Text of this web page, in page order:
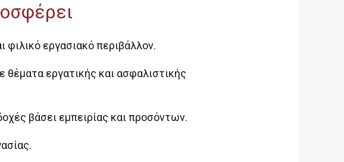
φιλικό εργασιακό περιβάλλον.
θέματα εργατικής και ασφαλιστικής
βάσει εμπειρίας και προσόντων.